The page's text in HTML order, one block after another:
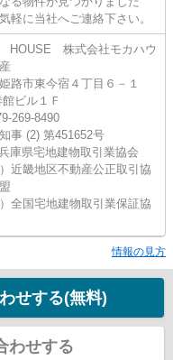
軽に当社へご連絡下さい。
HOUSE 株式会社モカハウ
路市東今宿４丁目６－１
館ビル１Ｆ
269-8490
事 (2) 第451652号
庫県宅地建物取引業協会
）近畿地区不動産公正取引協
）全国宅地建物取引業保証協
情報の見方
せする(無料)
わせする